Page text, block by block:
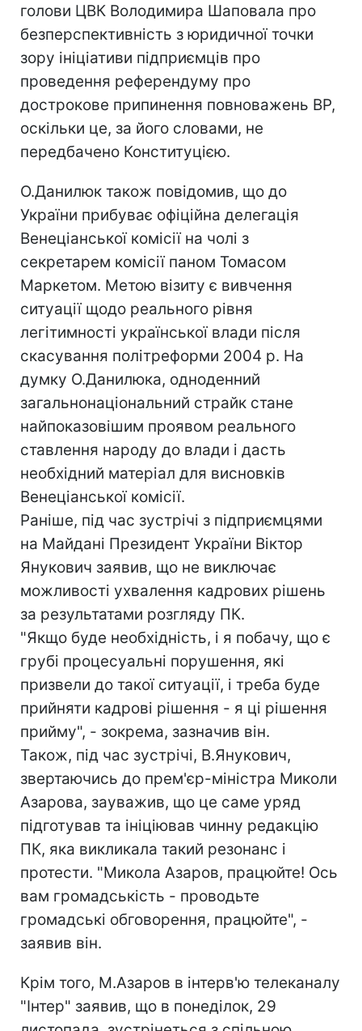
голови ЦВК Володимира Шаповала про
безперспективність з юридичної точки
зору ініціативи підприємців про
проведення референдуму про
дострокове припинення повноважень ВР,
оскільки це, за його словами, не
передбачено Конституцією.
О.Данилюк також повідомив, що до
України прибуває офіційна делегація
Венеціанської комісії на чолі з
секретарем комісії паном Томасом
Маркетом. Метою візиту є вивчення
ситуації щодо реального рівня
легітимності української влади після
скасування політреформи 2004 р. На
думку О.Данилюка, одноденний
загальнонаціональний страйк стане
найпоказовішим проявом реального
ставлення народу до влади і дасть
необхідний матеріал для висновків
Венеціанської комісії.
Раніше, під час зустрічі з підприємцями
на Майдані Президент України Віктор
Янукович заявив, що не виключає
можливості ухвалення кадрових рішень
за результатами розгляду ПК.
"Якщо буде необхідність, і я побачу, що є
грубі процесуальні порушення, які
призвели до такої ситуації, і треба буде
прийняти кадрові рішення - я ці рішення
прийму", - зокрема, зазначив він.
Також, під час зустрічі, В.Янукович,
звертаючись до прем'єр-міністра Миколи
Азарова, зауважив, що це саме уряд
підготував та ініціював чинну редакцію
ПК, яка викликала такий резонанс і
протести. "Микола Азаров, працюйте! Ось
вам громадськість - проводьте
громадські обговорення, працюйте", -
заявив він.
Крім того, М.Азаров в інтерв'ю телеканалу
"Інтер" заявив, що в понеділок, 29